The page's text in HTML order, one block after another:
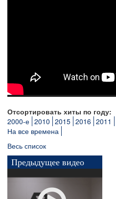
Отсортировать хиты по году:
2000-е 2010 2015 2016 2011
На все времена
Весь список
Предыдущее видео